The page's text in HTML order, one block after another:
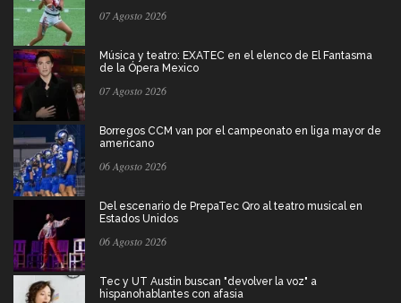
07 Agosto 2026
Música y teatro: EXATEC en el elenco de El Fantasma
de la Ópera Mexico
07 Agosto 2026
Borregos CCM van por el campeonato en liga mayor de
americano
06 Agosto 2026
Del escenario de PrepaTec Qro al teatro musical en
Estados Unidos
06 Agosto 2026
Tec y UT Austin buscan "devolver la voz" a
hispanohablantes con afasia